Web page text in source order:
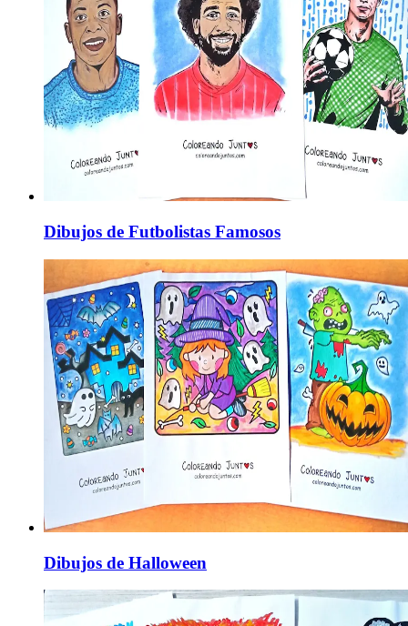
Dibujos de Futbolistas Famosos
Dibujos de Halloween